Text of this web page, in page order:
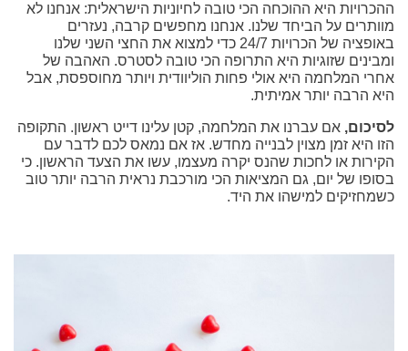
ההכרויות היא ההוכחה הכי טובה לחיוניות הישראלית: אנחנו לא
מוותרים על הביחד שלנו. אנחנו מחפשים קרבה, נעזרים
באופציה של הכרויות 24/7 כדי למצוא את החצי השני שלנו
ומבינים שזוגיות היא התרופה הכי טובה לסטרס. האהבה של
אחרי המלחמה היא אולי פחות הוליוודית ויותר מחוספסת, אבל
היא הרבה יותר אמיתית.
לסיכום, אם עברנו את המלחמה, קטן עלינו דייט ראשון. התקופה
הזו היא זמן מצוין לבנייה מחדש. אז אם נמאס לכם לדבר עם
הקירות או לחכות שהנס יקרה מעצמו, עשו את הצעד הראשון. כי
בסופו של יום, גם המציאות הכי מורכבת נראית הרבה יותר טוב
כשמחזיקים למישהו את היד.